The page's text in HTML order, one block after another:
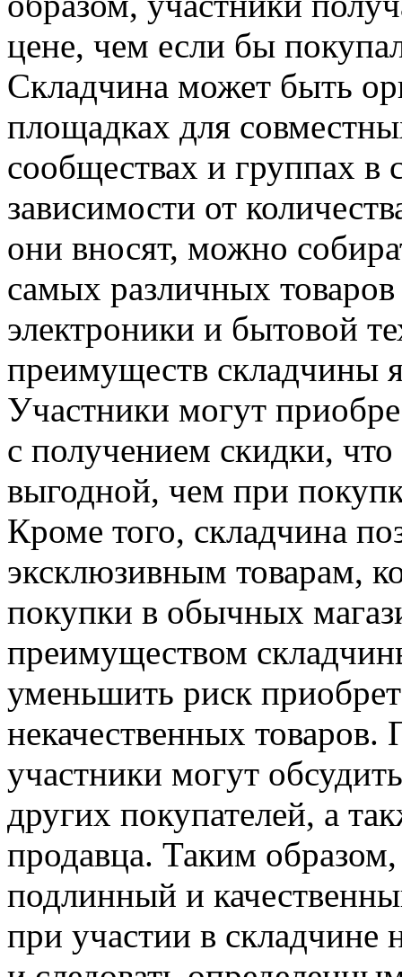
цене, чем если бы
Складчина может быть
площадках для
сообществах и группах в
зависимости от
они вносят, можно
самых различных
электроники и бытовой
преимуществ складчины
Участники могут
с получением скидки, что
выгодной, чем при
Кроме того, складчина
эксклюзивным товарам,
покупки в обычных
преимуществом
уменьшить риск
некачественных
участники могут
других покупателей, а
продавца. Таким
подлинный и
при участии в